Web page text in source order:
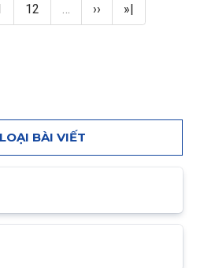
Page
12 … Next page
›› Last page
»|
BÀI VIẾT